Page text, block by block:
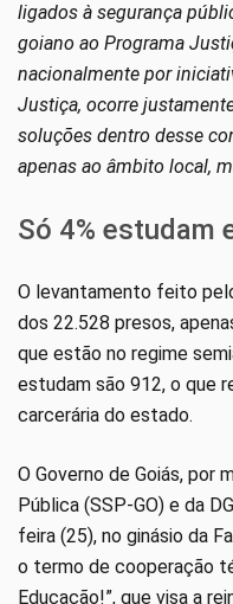
ligados à segurança
goiano ao Programa
nacionalmente por
Justiça, ocorre
soluções dentro desse
apenas ao âmbito local,
Só 4% estudam
O levantamento feito
dos 22.528 presos,
que estão no regime
estudam são 912, o que
carcerária do estado.
O Governo de Goiás, por
Pública (SSP-GO) e da
feira (25), no ginásio da
o termo de cooperação
Educação!”, que visa a